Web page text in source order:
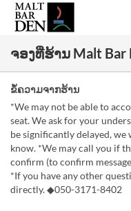
ຈອງທີ່ຮ້ານ Malt Bar
ຂໍ້ຄວາມຈາກຮ້ານ
*We may not be able to
seat. We ask for your
be significantly delayed,
know. *We may call you if
confirm (to confirm
*If you have any other
directly. ◆050-3171-8402